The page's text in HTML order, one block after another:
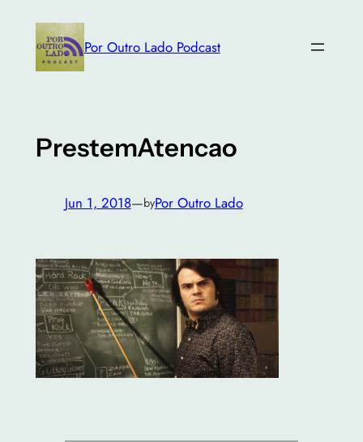
content
Por Outro Lado Podcast
PrestemAtencao
Jun 1, 2018—byPor Outro Lado